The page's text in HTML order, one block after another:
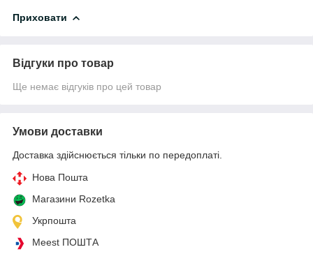
Приховати
Відгуки про товар
Ще немає відгуків про цей товар
Умови доставки
Доставка здійснюється тільки по передоплаті.
Нова Пошта
Магазини Rozetka
Укрпошта
Meest ПОШТА